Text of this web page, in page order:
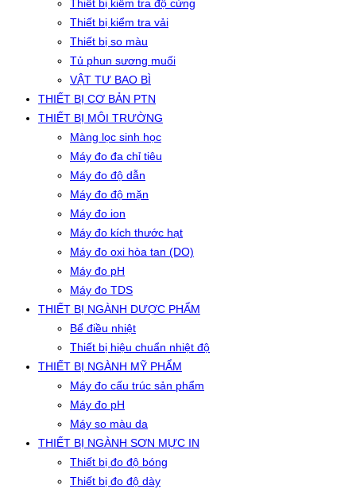
Thiết bị kiểm tra độ cứng
Thiết bị kiểm tra vải
Thiết bị so màu
Tủ phun sương muối
VẬT TƯ BAO BÌ
THIẾT BỊ CƠ BẢN PTN
THIẾT BỊ MÔI TRƯỜNG
Màng lọc sinh học
Máy đo đa chỉ tiêu
Máy đo độ dẫn
Máy đo độ mặn
Máy đo ion
Máy đo kích thước hạt
Máy đo oxi hòa tan (DO)
Máy đo pH
Máy đo TDS
THIẾT BỊ NGÀNH DƯỢC PHẨM
Bể điều nhiệt
Thiết bị hiệu chuẩn nhiệt độ
THIẾT BỊ NGÀNH MỸ PHẨM
Máy đo cấu trúc sản phẩm
Máy đo pH
Máy so màu da
THIẾT BỊ NGÀNH SƠN MỰC IN
Thiết bị đo độ bóng
Thiết bị đo độ dày